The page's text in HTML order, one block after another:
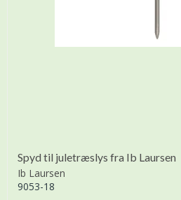
Spyd til juletræslys fra Ib Laursen
Ib Laursen
9053-18